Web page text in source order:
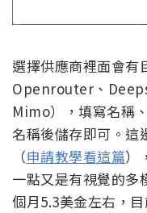
選擇供應商裡面會有
Openrouter、
Mimo），填寫名稱
名稱後儲存即可。
（申請教學看這篇）
一點又是有視覺的
個月5.3美金左右，